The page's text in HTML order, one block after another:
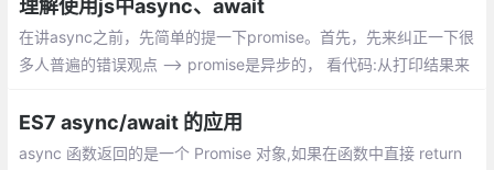
理解使用js中async、await
在讲async之前，先简单的提一下promise。首先，先来纠正一下很
多人普遍的错误观点 --> promise是异步的， 看代码:从打印结果来
ES7 async/await 的应用
async 函数返回的是一个 Promise 对象,如果在函数中直接 return